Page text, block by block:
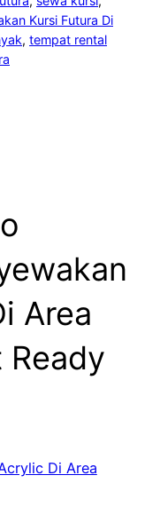
Kursi Futura Di
, tempat rental
Area
Di Area